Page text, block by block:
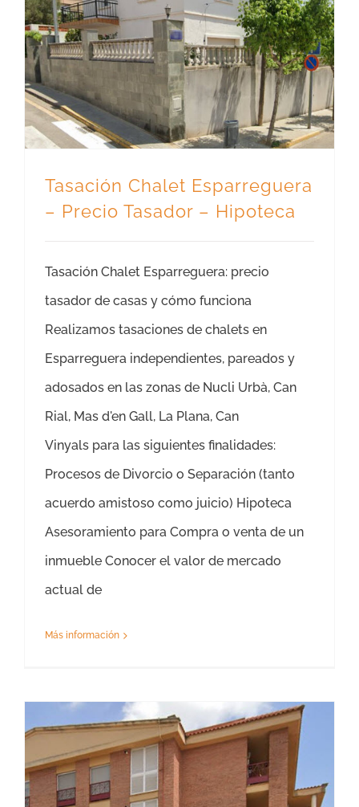
Tasación Chalet Esparreguera
– Precio Tasador – Hipoteca
Tasación Chalet Esparreguera: precio
tasador de casas y cómo funciona
Realizamos tasaciones de chalets en
Esparreguera independientes, pareados y
adosados en las zonas de Nucli Urbà, Can
Rial, Mas d'en Gall, La Plana, Can
Vinyals para las siguientes finalidades:
Procesos de Divorcio o Separación (tanto
acuerdo amistoso como juicio) Hipoteca
Asesoramiento para Compra o venta de un
inmueble Conocer el valor de mercado
actual de
Más información